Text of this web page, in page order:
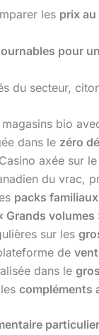
les prix au
pour
du secteur,
bio
dans le zéro
axée sur le
du vrac,
packs familiaux
Grands volumes
sur les
de
dans le
compléments
particulier